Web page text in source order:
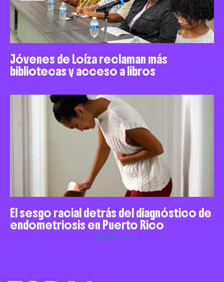
Jóvenes de Loíza reclaman más
bibliotecas y acceso a libros
El sesgo racial detrás del diagnóstico de
endometriosis en Puerto Rico
Siguiente »